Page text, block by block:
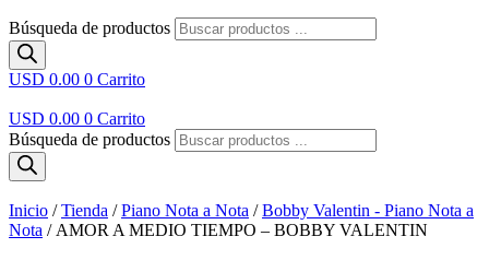
Búsqueda de productos
USD 0.00 0 Carrito
USD 0.00 0 Carrito
Búsqueda de productos
Inicio /Tienda /Piano Nota a Nota /Bobby Valentin - Piano Nota a
Nota / AMOR A MEDIO TIEMPO – BOBBY VALENTIN